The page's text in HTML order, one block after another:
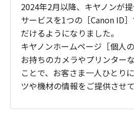
2024年2月以降、キヤノンが
サービスを1つの［Canon ID
だけるようになりました。
キヤノンホームページ［個人
お持ちのカメラやプリンター
ことで、お客さま一人ひとり
ツや機材の情報をご提供させて